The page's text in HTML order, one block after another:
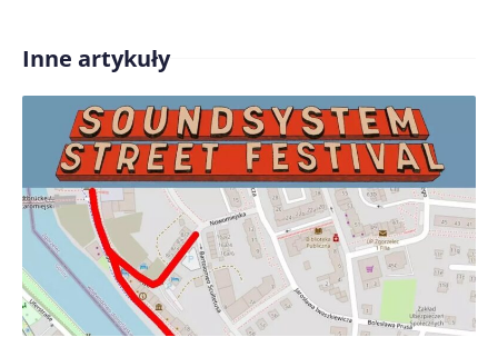
Treść komentarza*
Zapamiętaj moje dane w tej przeglądarce podczas
pisania kolejnych komentarzy.
Inne artykuły